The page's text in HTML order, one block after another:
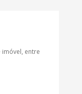
entre